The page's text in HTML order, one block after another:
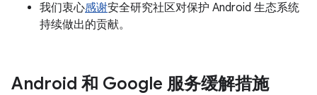
我们衷心感谢安全研究社区对保护 Android 生态系统
持续做出的贡献。
Android 和 Google 服务缓解措施